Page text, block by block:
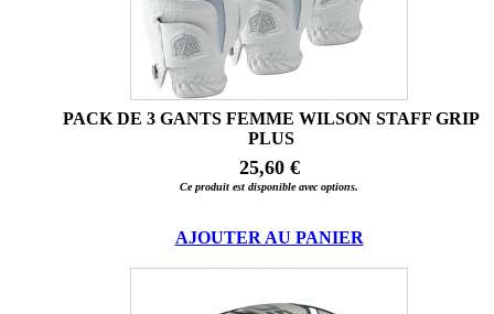
PACK DE 3 GANTS FEMME WILSON STAFF GRIP
PLUS
25,60 €
Ce produit est disponible avec options.
AJOUTER AU PANIER